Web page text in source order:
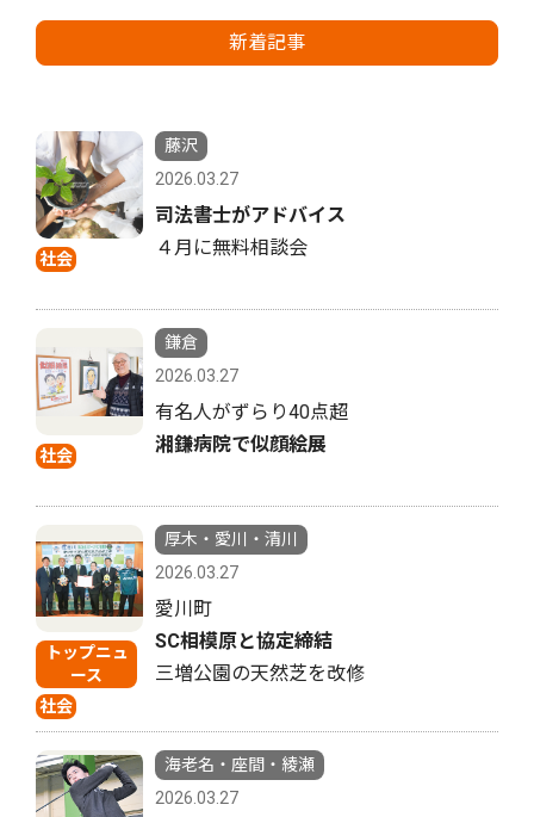
新着記事
社会
藤沢
2026.03.27
司法書士がアドバイス
４月に無料相談会
社会
鎌倉
2026.03.27
有名人がずらり40点超
湘鎌病院で似顔絵展
トップニュ
ース
社会
厚木・愛川・清川
2026.03.27
愛川町
SC相模原と協定締結
三増公園の天然芝を改修
海老名・座間・綾瀬
2026.03.27